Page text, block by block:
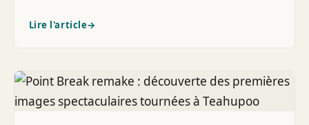
Lire l'article→